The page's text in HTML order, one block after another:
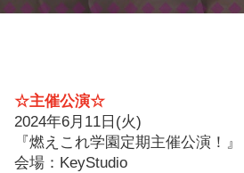
☆主催公演☆
2024年6月11日(火)
『燃えこれ学園定期主催公演！』
会場：KeyStudio